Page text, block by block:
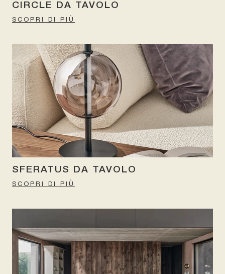
CIRCLE DA TAVOLO
SCOPRI DI PIÙ
SFERATUS DA TAVOLO
SCOPRI DI PIÙ